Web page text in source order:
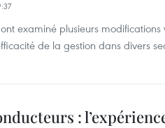
examiné plusieurs
de la gestion dans divers
: